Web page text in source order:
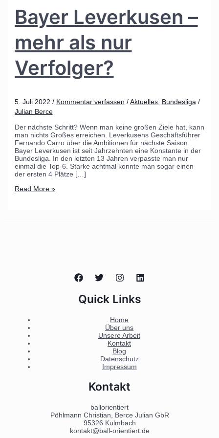
Bayer Leverkusen –
mehr als nur
Verfolger?
5. Juli 2022 / Kommentar verfassen /Aktuelles, Bundesliga /
Julian Berce
Der nächste Schritt? Wenn man keine großen Ziele hat, kann
man nichts Großes erreichen. Leverkusens Geschäftsführer
Fernando Carro über die Ambitionen für nächste Saison.
Bayer Leverkusen ist seit Jahrzehnten eine Konstante in der
Bundesliga. In den letzten 13 Jahren verpasste man nur
einmal die Top-6. Starke achtmal konnte man sogar einen
der ersten 4 Plätze […]
Read More »
Quick Links
Home
Über uns
Unsere Arbeit
Kontakt
Blog
Datenschutz
Impressum
Kontakt
ballorientiert
Pöhlmann Christian, Berce Julian GbR
95326 Kulmbach
kontakt@ball-orientiert.de